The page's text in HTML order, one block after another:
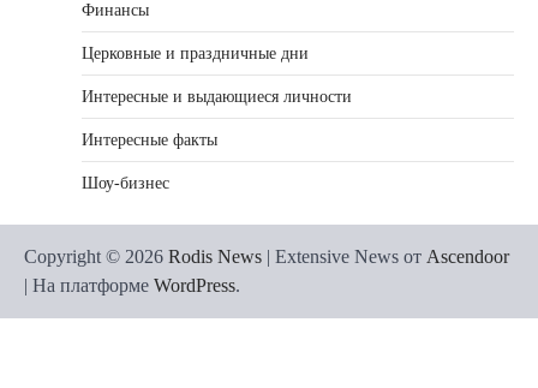
Финансы
Церковные и праздничные дни
Интересные и выдающиеся личности
Интересные факты
Шоу-бизнес
Copyright © 2026 Rodis News | Extensive News от Ascendoor
| На платформе WordPress.